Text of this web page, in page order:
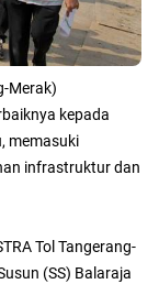
Merak)
kepada
memasuki
infrastruktur dan
Tol Tangerang-
(SS) Balaraja